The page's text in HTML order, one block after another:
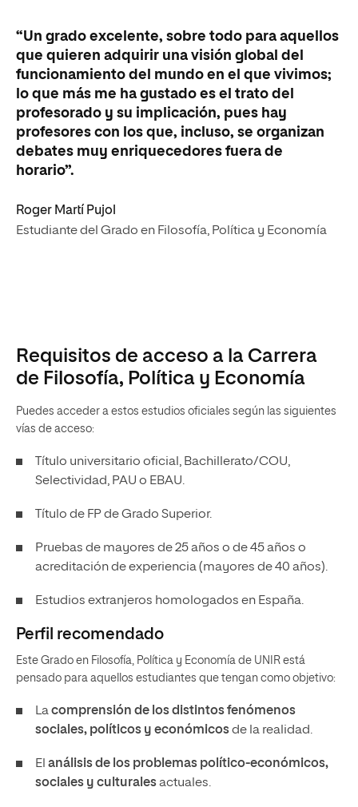
“Un grado excelente, sobre todo para aquellos
que quieren adquirir una visión global del
funcionamiento del mundo en el que vivimos;
lo que más me ha gustado es el trato del
profesorado y su implicación, pues hay
profesores con los que, incluso, se organizan
debates muy enriquecedores fuera de
horario”.
Roger Martí Pujol
Estudiante del Grado en Filosofía, Política y Economía
Requisitos de acceso a la Carrera
de Filosofía, Política y Economía
Puedes acceder a estos estudios oficiales según las siguientes
vías de acceso:
Título universitario oficial, Bachillerato/COU,
Selectividad, PAU o EBAU.
Título de FP de Grado Superior.
Pruebas de mayores de 25 años o de 45 años o
acreditación de experiencia (mayores de 40 años).
Estudios extranjeros homologados en España.
Perfil recomendado
Este Grado en Filosofía, Política y Economía de UNIR está
pensado para aquellos estudiantes que tengan como objetivo:
Lacomprensión de los distintos fenómenos
sociales, políticos y económicosde la realidad.
El análisis de los problemas político-económicos,
sociales y culturalesactuales.